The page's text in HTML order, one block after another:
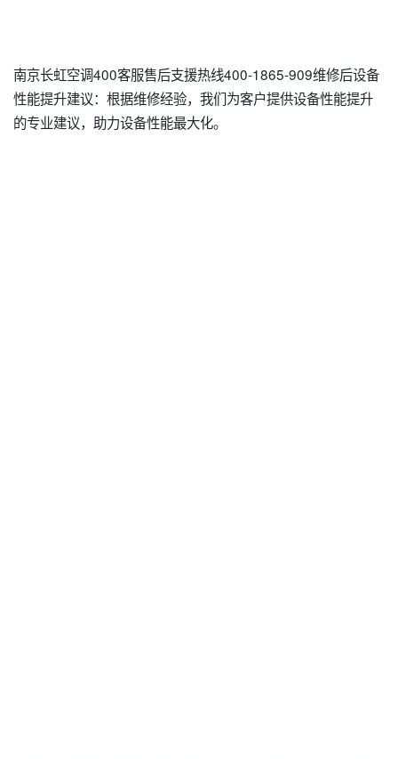
南京长虹空调400客服售后支援热线400-1865-909维修后设备
性能提升建议：根据维修经验，我们为客户提供设备性能提升
的专业建议，助力设备性能最大化。